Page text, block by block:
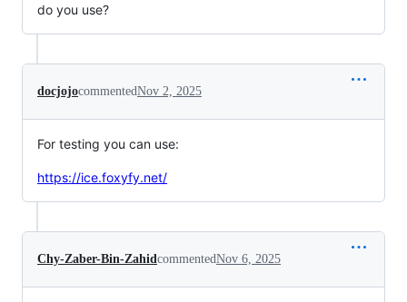
do you use?
docjojocommentedNov 2, 2025
For testing you can use:
https://ice.foxyfy.net/
Chy-Zaber-Bin-ZahidcommentedNov 6, 2025